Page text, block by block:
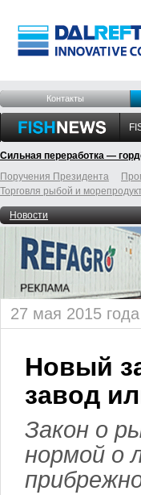
Контакты
Сильная переработка —
Поручения Президента
Торговля рыбой и
Новости
27 мая 2015 года
Новый
завод
Закон о
нормой о